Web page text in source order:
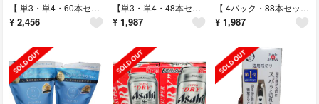
【 単3・単4・60本セット】 乾電池エボルタネオ 単4形(12本入)
¥ 2,456
【単3・単4・48本セット】エボルタ 乾電池エボルタネオ 単3形 (12本入)
¥ 1,987
【 4パック・88本セット 】エボルタ 乾電池エボルタネオ 単3形（12本入）
¥ 1,987